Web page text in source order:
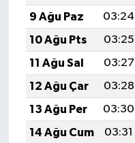
9 Ağu Paz
03:24
10 Ağu Pts
03:25
11 Ağu Sal
03:27
12 Ağu Çar
03:28
13 Ağu Per
03:30
14 Ağu Cum
03:31